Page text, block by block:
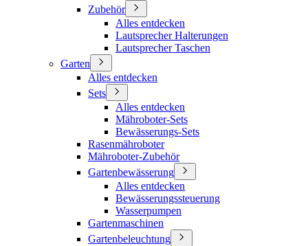
Zubehör
Alles entdecken
Lautsprecher Halterungen
Lautsprecher Taschen
Garten
Alles entdecken
Sets
Alles entdecken
Mähroboter-Sets
Bewässerungs-Sets
Rasenmähroboter
Mähroboter-Zubehör
Gartenbewässerung
Alles entdecken
Bewässerungssteuerung
Wasserpumpen
Gartenmaschinen
Gartenbeleuchtung